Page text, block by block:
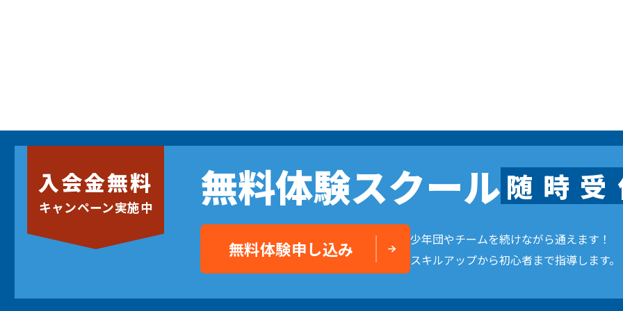
入会金無料
キャンペーン実施中 無料体験スクール 随 時 受
少年団やチームを続けながら通えます！
スキルアップから初心者まで指導します。
無料体験申し込み